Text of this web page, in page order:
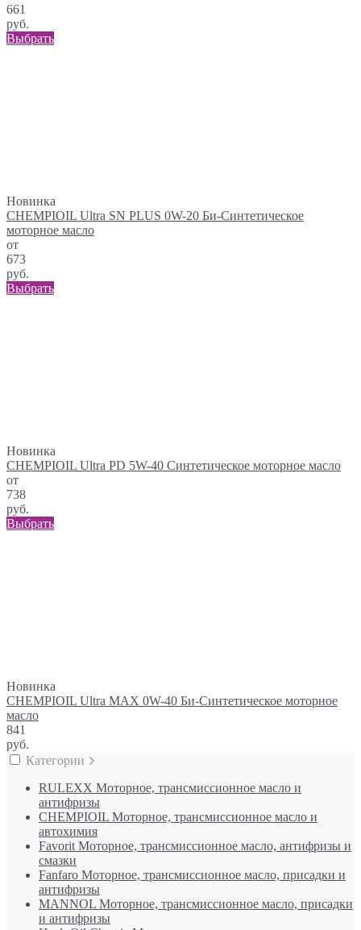
661
руб.
Выбрать
Новинка
CHEMPIOIL Ultra SN PLUS 0W-20 Би-Синтетическое
моторное масло
от
673
руб.
Выбрать
Новинка
CHEMPIOIL Ultra PD 5W-40 Синтетическое моторное масло
от
738
руб.
Выбрать
Новинка
CHEMPIOIL Ultra MAX 0W-40 Би-Синтетическое моторное
масло
841
руб.
Категории
RULEXX Моторное, трансмиссионное масло и
антифризы
CHEMPIOIL Моторное, трансмиссионное масло и
автохимия
Favorit Моторное, трансмиссионное масло, антифризы и
смазки
Fanfaro Моторное, трансмиссионное масло, присадки и
антифризы
MANNOL Моторное, трансмиссионное масло, присадки
и антифризы